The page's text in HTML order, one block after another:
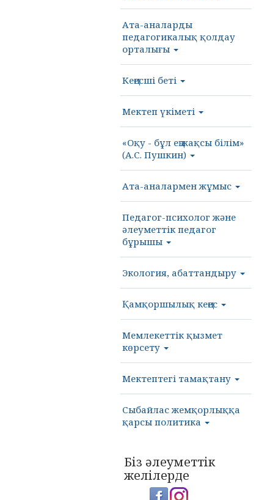
Ата-аналарды
педагогикалық қолдау
орталығы
Кеңесші беті
Мектеп үкіметі
«Оқу - бұл ең жақсы білім»
(А.С. Пушкин)
Ата-аналармен жұмыс
Педагог-психолог және
әлеуметтік педагог
бұрышы
Экология, абаттандыру
Қамқоршылық кеңес
Мемлекеттік қызмет
көрсету
Мектептегі тамақтану
Сыбайлас жемқорлыққа
қарсы политика
Біз әлеуметтік
желілерде